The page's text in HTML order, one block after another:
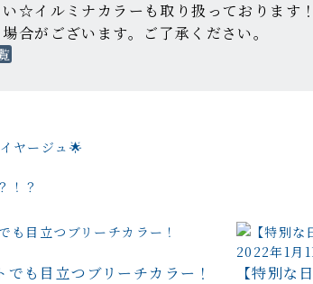
☆イルミナカラーも取り扱っております
合がございます。ご了承ください。
ヤージュ🌟
！？
も目立つブリーチカラー！
2022年1月
【特別な